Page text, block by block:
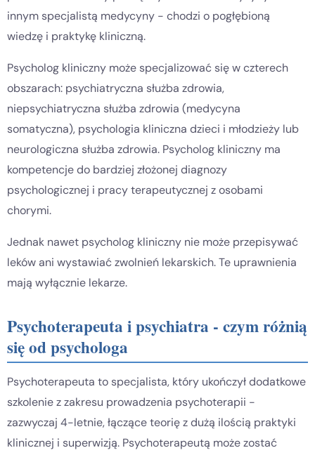
innym specjalistą medycyny - chodzi o pogłębioną
wiedzę i praktykę kliniczną.
Psycholog kliniczny może specjalizować się w czterech
obszarach: psychiatryczna służba zdrowia,
niepsychiatryczna służba zdrowia (medycyna
somatyczna), psychologia kliniczna dzieci i młodzieży lub
neurologiczna służba zdrowia. Psycholog kliniczny ma
kompetencje do bardziej złożonej diagnozy
psychologicznej i pracy terapeutycznej z osobami
chorymi.
Jednak nawet psycholog kliniczny nie może przepisywać
leków ani wystawiać zwolnień lekarskich. Te uprawnienia
mają wyłącznie lekarze.
Psychoterapeuta i psychiatra - czym różnią
się od psychologa
Psychoterapeuta to specjalista, który ukończył dodatkowe
szkolenie z zakresu prowadzenia psychoterapii -
zazwyczaj 4-letnie, łączące teorię z dużą ilością praktyki
klinicznej i superwizją. Psychoterapeutą może zostać